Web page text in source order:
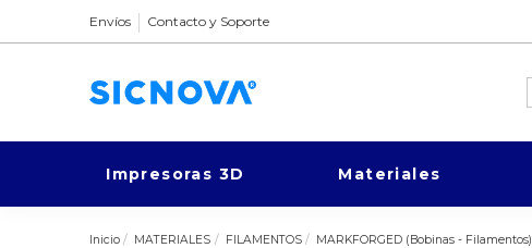
Envíos Contacto y Soporte
Impresoras 3D Materiales
Inicio MATERIALES FILAMENTOS MARKFORGED (Bobinas - Filamentos)